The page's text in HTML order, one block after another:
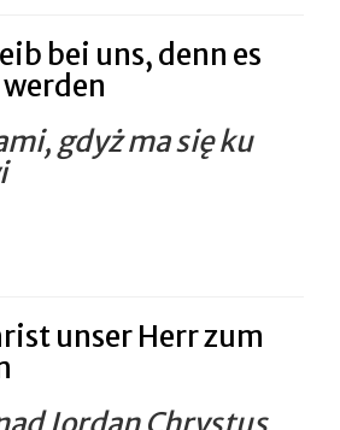
bei uns, denn es
gdyż ma się ku
unser Herr zum